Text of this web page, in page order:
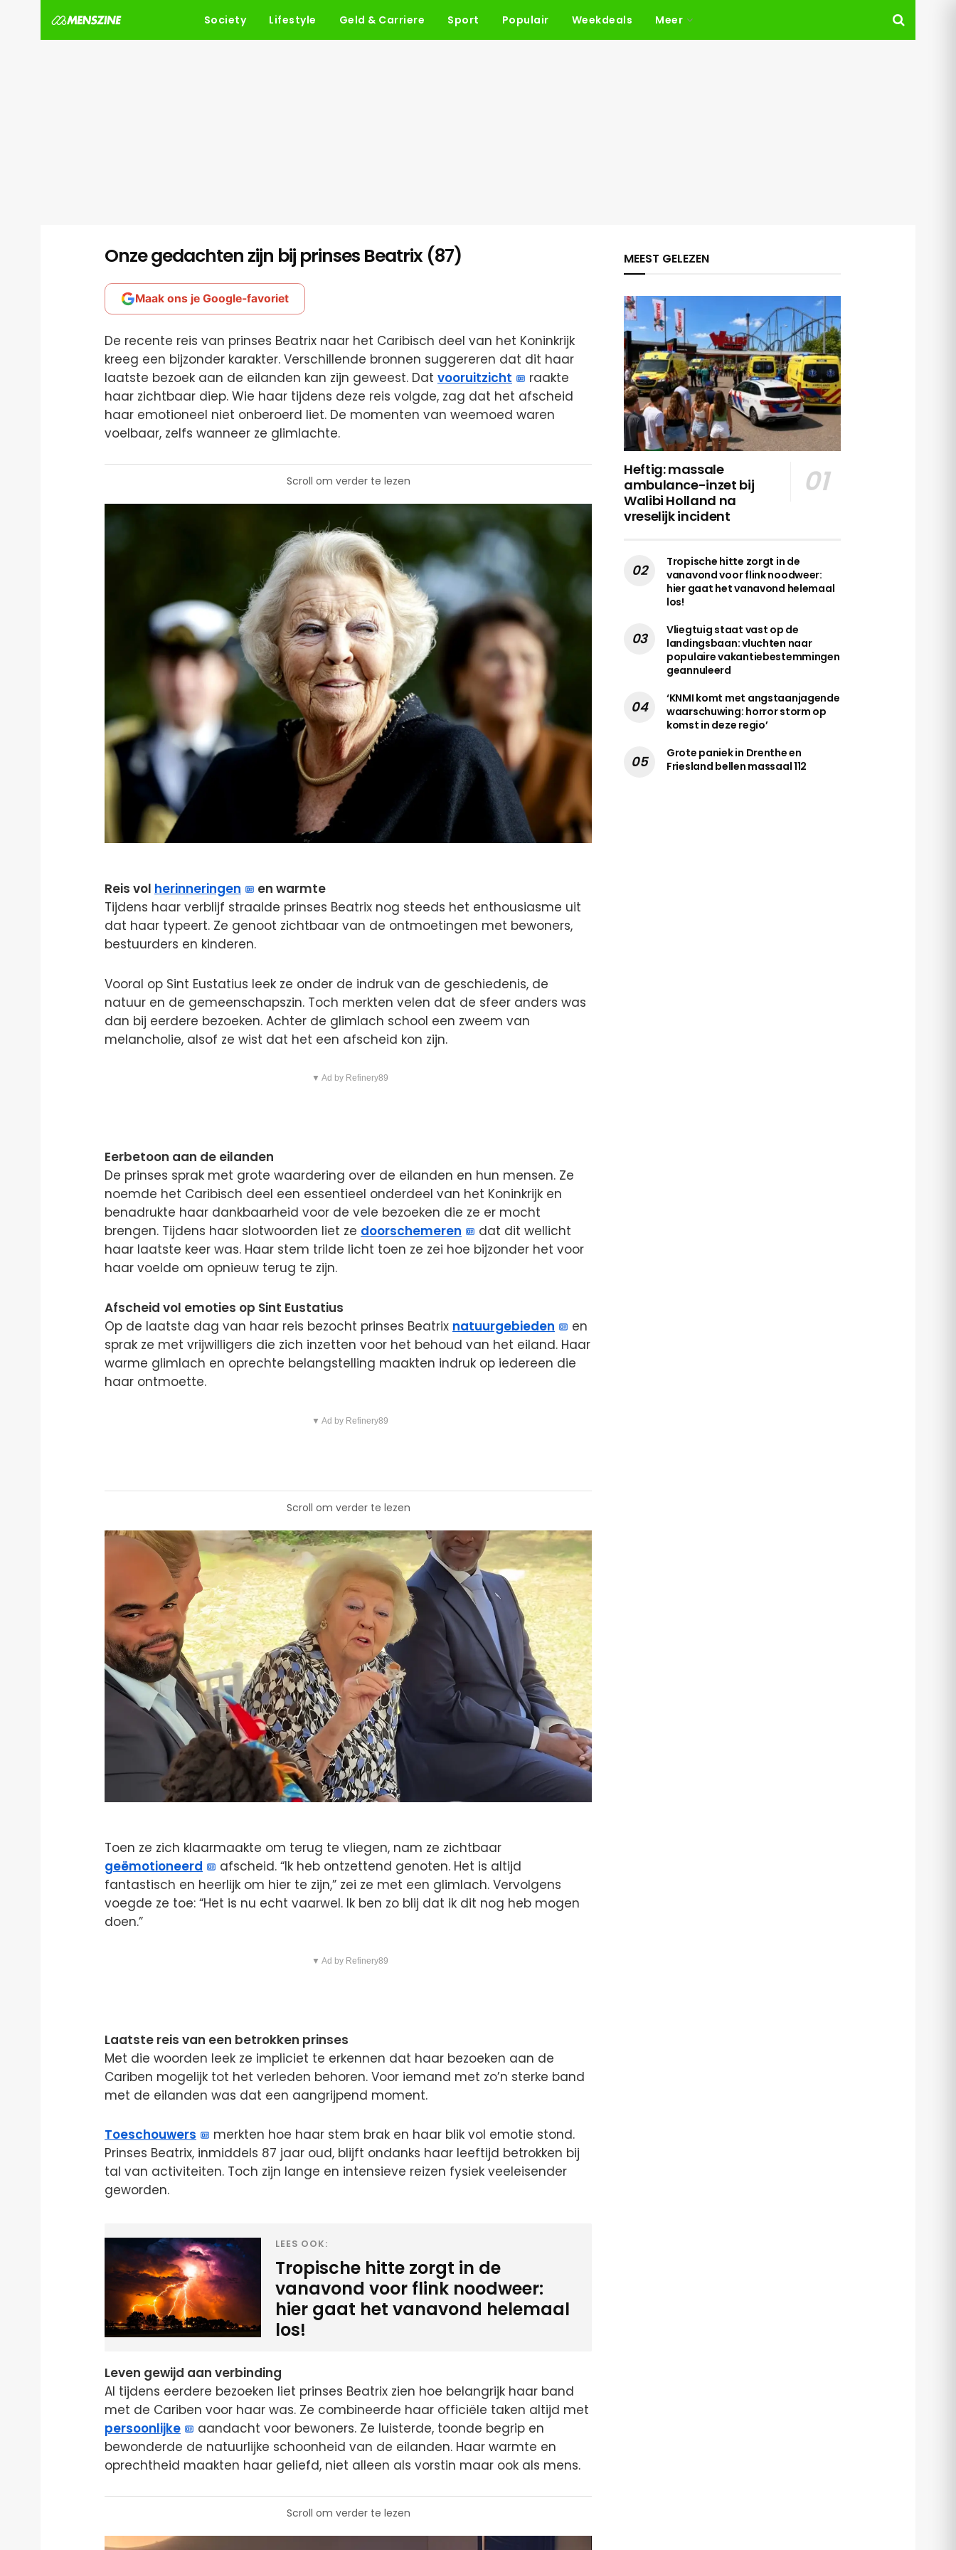
Society Lifestyle Geld & Carriere Sport Populair Weekdeals Meer
Onze gedachten zijn bij prinses Beatrix (87)
Maak ons je Google-favoriet
De recente reis van prinses Beatrix naar het Caribisch deel van het Koninkrijk
kreeg een bijzonder karakter. Verschillende bronnen suggereren dat dit haar
laatste bezoek aan de eilanden kan zijn geweest. Dat vooruitzicht
raakte
haar zichtbaar diep. Wie haar tijdens deze reis volgde, zag dat het afscheid
haar emotioneel niet onberoerd liet. De momenten van weemoed waren
voelbaar, zelfs wanneer ze glimlachte.
Scroll om verder te lezen
Reis vol herinneringen
en warmte
Tijdens haar verblijf straalde prinses Beatrix nog steeds het enthousiasme uit
dat haar typeert. Ze genoot zichtbaar van de ontmoetingen met bewoners,
bestuurders en kinderen.
Vooral op Sint Eustatius leek ze onder de indruk van de geschiedenis, de
natuur en de gemeenschapszin. Toch merkten velen dat de sfeer anders was
dan bij eerdere bezoeken. Achter de glimlach school een zweem van
melancholie, alsof ze wist dat het een afscheid kon zijn.
▼ Ad by Refinery89
Eerbetoon aan de eilanden
De prinses sprak met grote waardering over de eilanden en hun mensen. Ze
noemde het Caribisch deel een essentieel onderdeel van het Koninkrijk en
benadrukte haar dankbaarheid voor de vele bezoeken die ze er mocht
brengen. Tijdens haar slotwoorden liet ze doorschemeren
dat dit wellicht
haar laatste keer was. Haar stem trilde licht toen ze zei hoe bijzonder het voor
haar voelde om opnieuw terug te zijn.
Afscheid vol emoties op Sint Eustatius
Op de laatste dag van haar reis bezocht prinses Beatrix natuurgebieden
en
sprak ze met vrijwilligers die zich inzetten voor het behoud van het eiland. Haar
warme glimlach en oprechte belangstelling maakten indruk op iedereen die
haar ontmoette.
▼ Ad by Refinery89
Scroll om verder te lezen
Toen ze zich klaarmaakte om terug te vliegen, nam ze zichtbaar
geëmotioneerd
afscheid. “Ik heb ontzettend genoten. Het is altijd
fantastisch en heerlijk om hier te zijn,” zei ze met een glimlach. Vervolgens
voegde ze toe: “Het is nu echt vaarwel. Ik ben zo blij dat ik dit nog heb mogen
doen.”
▼ Ad by Refinery89
Laatste reis van een betrokken prinses
Met die woorden leek ze impliciet te erkennen dat haar bezoeken aan de
Cariben mogelijk tot het verleden behoren. Voor iemand met zo’n sterke band
met de eilanden was dat een aangrijpend moment.
Toeschouwers
merkten hoe haar stem brak en haar blik vol emotie stond.
Prinses Beatrix, inmiddels 87 jaar oud, blijft ondanks haar leeftijd betrokken bij
tal van activiteiten. Toch zijn lange en intensieve reizen fysiek veeleisender
geworden.
LEES OOK:
Tropische hitte zorgt in de
vanavond voor flink noodweer:
hier gaat het vanavond helemaal
los!
Leven gewijd aan verbinding
Al tijdens eerdere bezoeken liet prinses Beatrix zien hoe belangrijk haar band
met de Cariben voor haar was. Ze combineerde haar officiële taken altijd met
persoonlijke
aandacht voor bewoners. Ze luisterde, toonde begrip en
bewonderde de natuurlijke schoonheid van de eilanden. Haar warmte en
oprechtheid maakten haar geliefd, niet alleen als vorstin maar ook als mens.
Scroll om verder te lezen
MEEST GELEZEN
Heftig: massale
ambulance-inzet bij
Walibi Holland na
vreselijk incident
Tropische hitte zorgt in de
vanavond voor flink noodweer:
hier gaat het vanavond helemaal
los!
Vliegtuig staat vast op de
landingsbaan: vluchten naar
populaire vakantiebestemmingen
geannuleerd
‘KNMI komt met angstaanjagende
waarschuwing: horror storm op
komst in deze regio’
Grote paniek in Drenthe en
Friesland bellen massaal 112